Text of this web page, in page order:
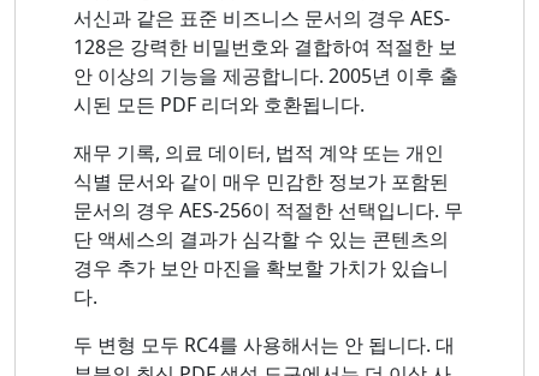
서신과 같은 표준 비즈니스 문서의 경우 AES-
128은 강력한 비밀번호와 결합하여 적절한 보
안 이상의 기능을 제공합니다. 2005년 이후 출
시된 모든 PDF 리더와 호환됩니다.
재무 기록, 의료 데이터, 법적 계약 또는 개인
식별 문서와 같이 매우 민감한 정보가 포함된
문서의 경우 AES-256이 적절한 선택입니다. 무
단 액세스의 결과가 심각할 수 있는 콘텐츠의
경우 추가 보안 마진을 확보할 가치가 있습니
다.
두 변형 모두 RC4를 사용해서는 안 됩니다. 대